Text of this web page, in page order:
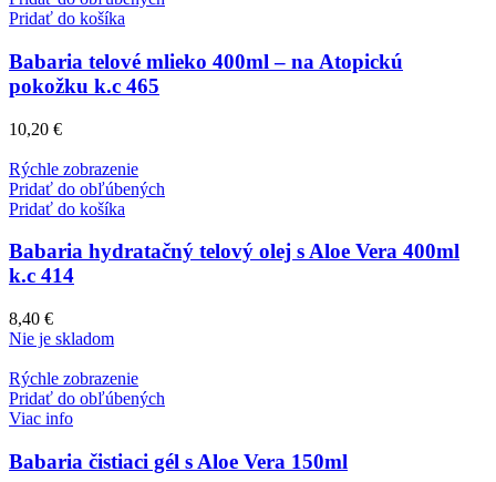
Pridať do košíka
Babaria telové mlieko 400ml – na Atopickú
pokožku k.c 465
10,20 €
Rýchle zobrazenie
Pridať do obľúbených
Pridať do košíka
Babaria hydratačný telový olej s Aloe Vera 400ml
k.c 414
8,40 €
Nie je skladom
Rýchle zobrazenie
Pridať do obľúbených
Viac info
Babaria čistiaci gél s Aloe Vera 150ml